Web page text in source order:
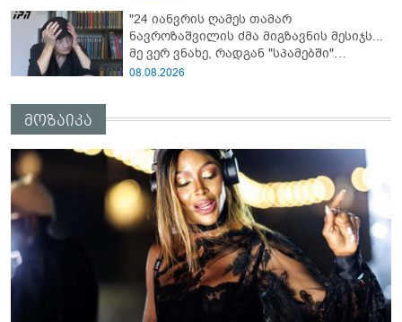
"24 იანვრის ღამეს თამარ
ნავროზაშვილის ძმა მიგზავნის მესიჯს...
მე ვერ ვნახე, რადგან "სპამებში"
ჩავარდა": რა მისწერა ნია იმნაძის ბიძამ
08.08.2026
მოზაიკა